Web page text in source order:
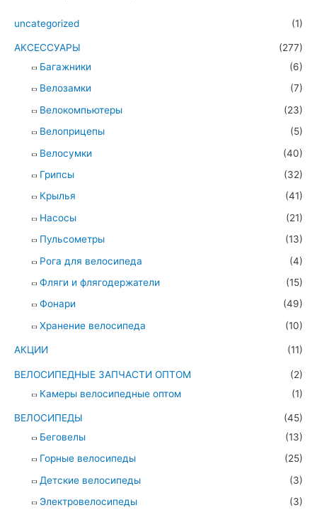
uncategorized (1)
АКСЕССУАРЫ
(277)
Багажники
(6)
Велозамки
(7)
Велокомпьютеры
(23)
Велоприцепы
(5)
Велосумки
(40)
Грипсы
(32)
Крылья
(41)
Насосы
(21)
Пульсометры
(13)
Рога для велосипеда
(4)
Фляги и флягодержатели
(15)
Фонари
(49)
Хранение велосипеда
(10)
АКЦИИ (11)
ВЕЛОСИПЕДНЫЕ ЗАПЧАСТИ ОПТОМ
(2)
Камеры велосипедные оптом
(1)
ВЕЛОСИПЕДЫ
(45)
Беговелы
(13)
Горные велосипеды
(25)
Детские велосипеды
(3)
Электровелосипеды
(3)